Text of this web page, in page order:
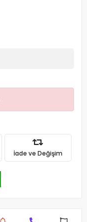
İade ve Değişim